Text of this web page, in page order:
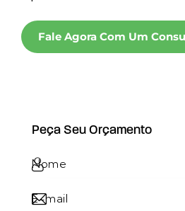
Fale Agora Com Um
Peça Seu Orçamento